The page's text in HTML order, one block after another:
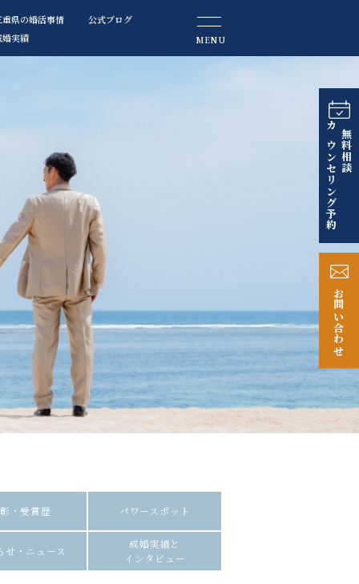
重県の婚活事情
公式ブログ
婚実績 MENU
・受賞歴 パワースポット
せ・ニュース
成婚実績と
インタビュー
無料相談
カウンセリング予約
お問い合わせ